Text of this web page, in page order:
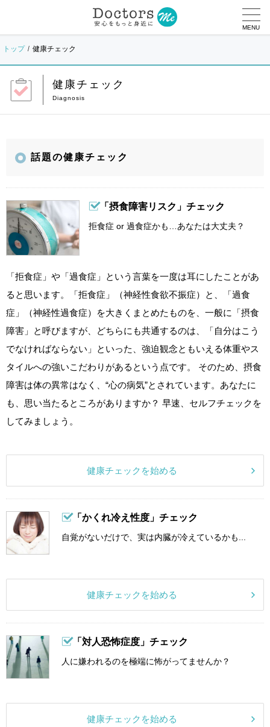
MENU
トップ 健康チェック
健康チェック
話題の健康チェック
「摂食障害リスク」チェック
拒食症 or 過食症かも…あなたは大丈夫？
「拒食症」や「過食症」という言葉を一度は耳にしたことがあ
ると思います。「拒食症」（神経性食欲不振症）と、「過食
症」（神経性過食症）を大きくまとめたものを、一般に「摂食
障害」と呼びますが、どちらにも共通するのは、「自分はこう
でなければならない」といった、強迫観念ともいえる体重やス
タイルへの強いこだわりがあるという点です。 そのため、摂食
障害は体の異常はなく、“心の病気”とされています。あなたに
も、思い当たるところがありますか？ 早速、セルフチェックを
してみましょう。
健康チェックを始める
「かくれ冷え性度」チェック
自覚がないだけで、実は内臓が冷えているかも...
健康チェックを始める
「対人恐怖症度」チェック
人に嫌われるのを極端に怖がってませんか？
健康チェックを始める